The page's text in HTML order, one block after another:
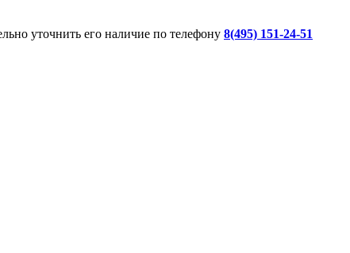
уточнить его наличие по телефону 8(495) 151-24-51